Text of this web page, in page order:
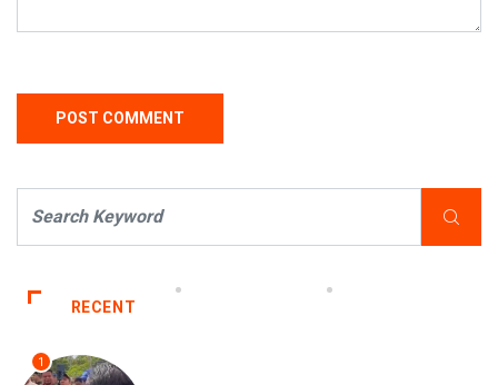
RECENT
1